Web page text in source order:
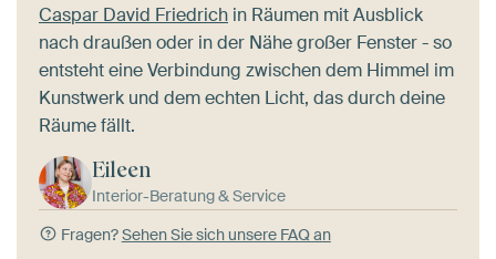
Caspar David Friedrich in Räumen mit Ausblick
nach draußen oder in der Nähe großer Fenster - so
entsteht eine Verbindung zwischen dem Himmel im
Kunstwerk und dem echten Licht, das durch deine
Räume fällt.
Eileen
Interior-Beratung & Service
Fragen?Sehen Sie sich unsere FAQ an